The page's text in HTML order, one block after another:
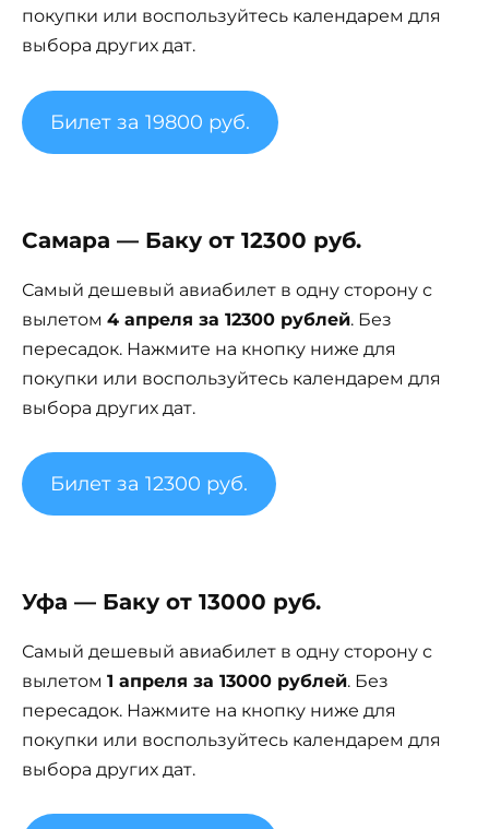
покупки или воспользуйтесь календарем для
выбора других дат.
Билет за 19800 руб.
Самара — Баку от 12300 руб.
Самый дешевый авиабилет в одну сторону с
вылетом 4 апреля за 12300 рублей. Без
пересадок. Нажмите на кнопку ниже для
покупки или воспользуйтесь календарем для
выбора других дат.
Билет за 12300 руб.
Уфа — Баку от 13000 руб.
Самый дешевый авиабилет в одну сторону с
вылетом 1 апреля за 13000 рублей. Без
пересадок. Нажмите на кнопку ниже для
покупки или воспользуйтесь календарем для
выбора других дат.